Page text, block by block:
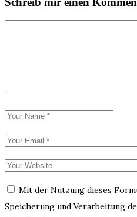
Mit der Nutzung dieses
Speicherung und Verarbeitung